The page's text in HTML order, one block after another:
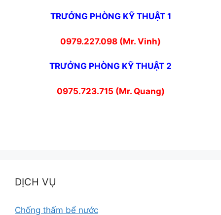
TRƯỞNG PHÒNG KỸ THUẬT 1
0979.227.098 (Mr. Vinh)
TRƯỞNG PHÒNG KỸ THUẬT 2
0975.723.715 (Mr. Quang)
DỊCH VỤ
Chống thấm bể nước